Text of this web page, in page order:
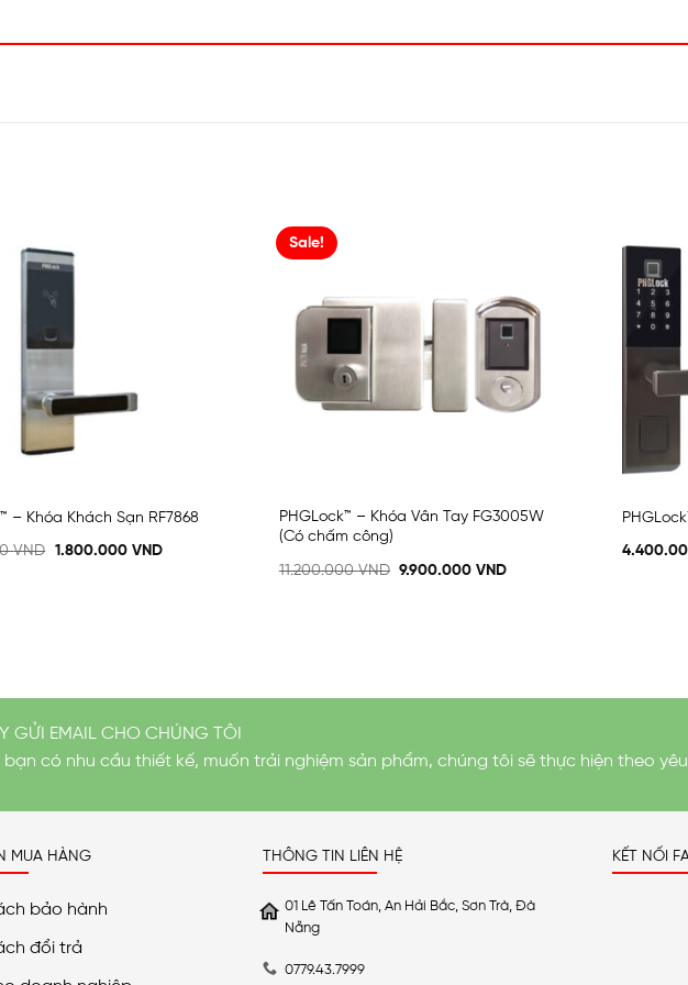
– Khóa Khách Sạn RF7868
VND 1.800.000 VND
Sale!
wishlist
PHGLock™ – Khóa Vân Tay FG3005W
(Có chấm công)
11.200.000VND 9.900.000VND
GỬI EMAIL CHO CHÚNG TÔI
bạn có nhu cầu thiết kế, muốn trải nghiệm sản phẩm, chúng tôi sẽ thực hiện theo
MUA HÀNG
bảo hành
đổi trả
THÔNG TIN LIÊN HỆ
01 Lê Tấn Toán, An Hải Bắc, Sơn Trà, Đà
Nẵng
0779.43.7999
KẾT NỐI